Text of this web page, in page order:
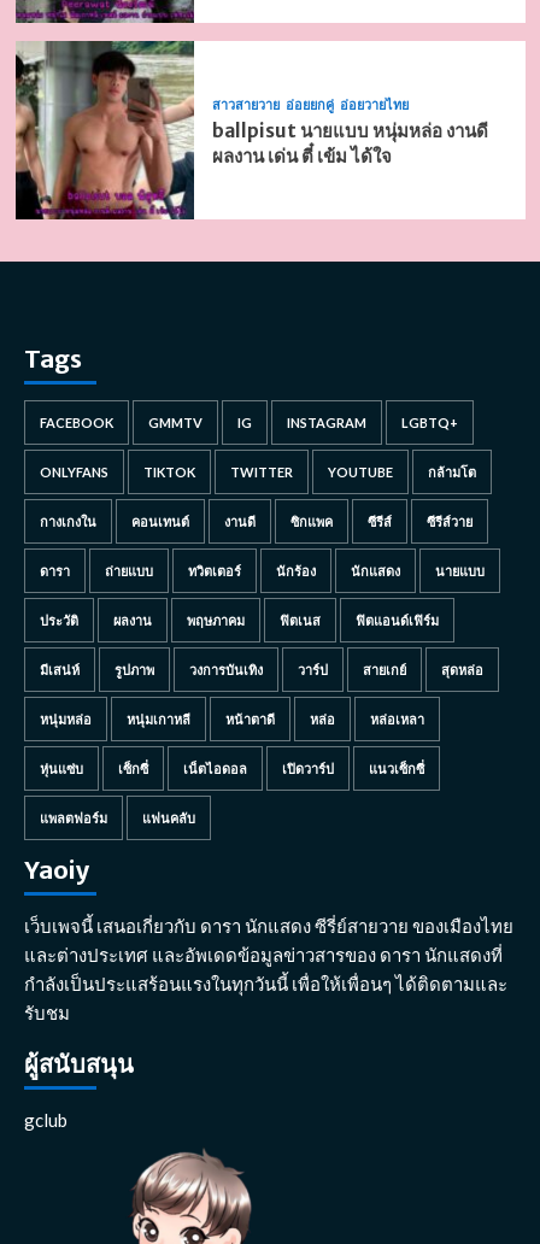
สาวสายวาย อ่อยยกคู่ อ่อยวายไทย
ballpisut นายแบบ หนุ่มหล่อ งานดี
ผลงาน เด่น ตี๋ เข้ม ได้ใจ
Tags
FACEBOOK GMMTV IG INSTAGRAM LGBTQ+
ONLYFANS TIKTOK TWITTER YOUTUBE กล้ามโต
กางเกงใน คอนเทนต์ งานดี ซิกแพค ซีรีส์ ซีรีส์วาย
ดารา ถ่ายแบบ ทวิตเตอร์ นักร้อง นักแสดง นายแบบ
ประวัติ ผลงาน พฤษภาคม ฟิตเนส ฟิตแอนด์เฟิร์ม
มีเสน่ห์ รูปภาพ วงการบันเทิง วาร์ป สายเกย์ สุดหล่อ
หนุ่มหล่อ หนุ่มเกาหลี หน้าตาดี หล่อ หล่อเหลา
หุ่นแซ่บ เซ็กซี่ เน็ตไอดอล เปิดวาร์ป แนวเซ็กซี่
แพลตฟอร์ม แฟนคลับ
Yaoiy
เว็บเพจนี้ เสนอเกี่ยวกับ ดารา นักแสดง ซีรี่ย์สายวาย ของเมืองไทย
และต่างประเทศ และอัพเดดข้อมูลข่าวสารของ ดารา นักแสดงที่
กำลังเป็นประแสร้อนแรงในทุกวันนี้ เพื่อให้เพื่อนๆ ได้ติดตามและ
รับชม
ผู้สนับสนุน
gclub